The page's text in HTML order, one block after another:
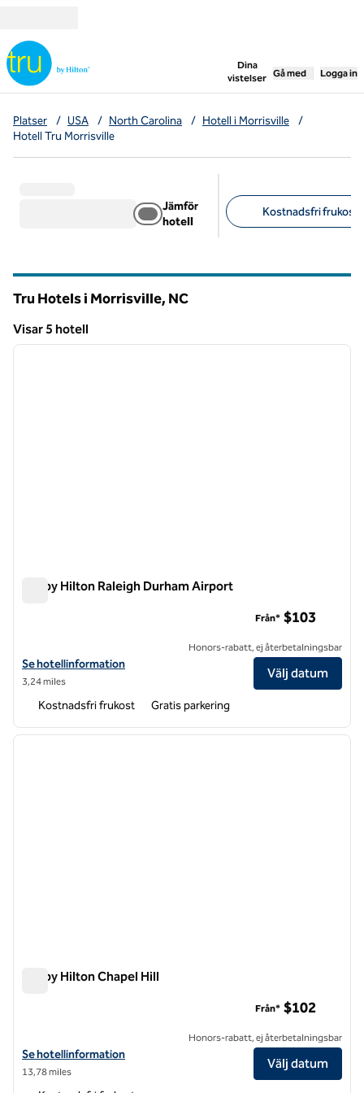
Dina
vistelser
,öppnar ny flik
Gå med Logga in
Platser / USA / North Carolina / Hotell i Morrisville
/
Hotell Tru Morrisville
Jämför
hotell
Kostnadsfri frukost
Tru Hotels i Morrisville, NC
Visar 5 hotell
Visar 5 hotell
1 av 12
nästa
Tru by Hilton Raleigh Durham Airport
Visa hotelluppgifter för Tru by Hilton Raleigh Durham Airport
Se hotellinformation
3,24 miles
Från* $103
Honors-rabatt, ej återbetalningsbar
Välj datum
Kostnadsfri frukost Gratis parkering
1 av 12
nästa
Tru by Hilton Chapel Hill
Visa hotelluppgifter för Tru by Hilton Chapel Hill
Se hotellinformation
13,78 miles
Från* $102
Honors-rabatt, ej återbetalningsbar
Välj datum